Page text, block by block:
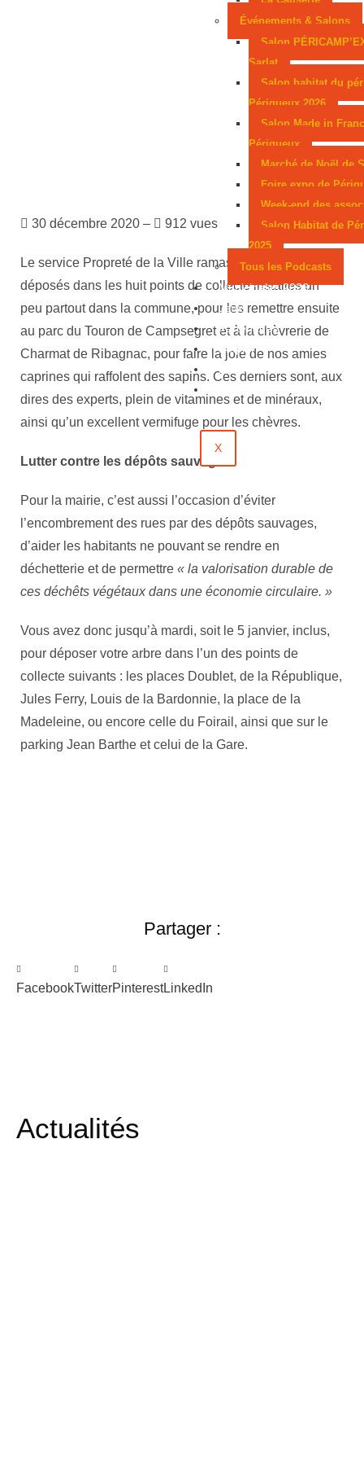
Événements & Salons
Salon
Sarlat
Salon habitat du
Périgueux 2026
Salon Made in
Périgueux
Marché de Noël de
Foire expo de
Week-end des
Salon Habitat de
2025
Tous les Podcasts
Municipales 2026
Jeux
Partenaires
Emploi
Évènements
X
30 décembre 2020 – 912 vues
Le service Propreté de la Ville ramassera les résineux
déposés dans les huit points de collecte installés un
peu partout dans la commune, pour les remettre ensuite
au parc du Touron de Campsegret et à la chèvrerie de
Charmat de Ribagnac, pour faire la joie de nos amies
caprines qui raffolent des sapins. Ces derniers sont, aux
dires des experts, plein de vitamines et de minéraux,
ainsi qu’un excellent vermifuge pour les chèvres.
Lutter contre les dépôts sauvages
Pour la mairie, c’est aussi l’occasion d’éviter
l’encombrement des rues par des dépôts sauvages,
d’aider les habitants ne pouvant se rendre en
déchetterie et de permettre « la valorisation durable de
ces déchêts végétaux dans une économie circulaire. »
Vous avez donc jusqu’à mardi, soit le 5 janvier, inclus,
pour déposer votre arbre dans l’un des points de
collecte suivants : les places Doublet, de la République,
Jules Ferry, Louis de la Bardonnie, la place de la
Madeleine, ou encore celle du Foirail, ainsi que sur le
parking Jean Barthe et celui de la Gare.
Partager :
FacebookTwitterPinterestLinkedIn
Actualités